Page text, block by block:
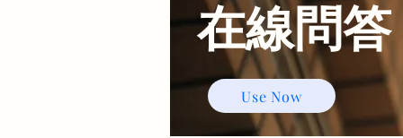
Use Now
​在線問答